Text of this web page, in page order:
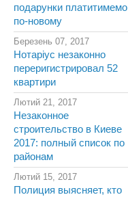
подарунки платитимемо
по-новому
Березень 07, 2017
Нотаріус незаконно
переригистрировал 52
квартири
Лютий 21, 2017
Незаконное
строительство в Киеве
2017: полный список по
районам
Лютий 15, 2017
Полиция выясняет, кто